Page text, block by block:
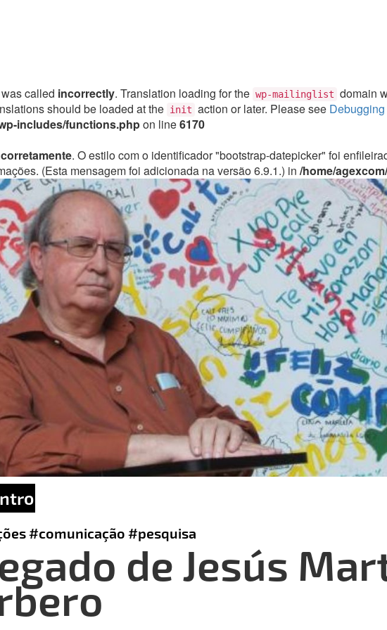
called incorrectly. Translation loading for the wp-mailinglist domain
should be loaded at the init action or later. Please see
includes/functions.phpon line6170
. O estilo com o identificador "bootstrap-datepicker" foi
(Esta mensagem foi adicionada na versão 6.9.1.) in /home/
#comunicação #pesquisa
de Jesús